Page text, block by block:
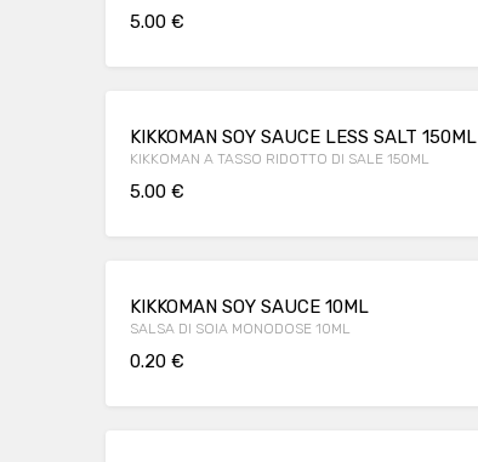
5.00 €
KIKKOMAN SOY SAUCE LESS SALT 150ML
KIKKOMAN A TASSO RIDOTTO DI SALE 150ML
5.00 €
KIKKOMAN SOY SAUCE 10ML
SALSA DI SOIA MONODOSE 10ML
0.20 €